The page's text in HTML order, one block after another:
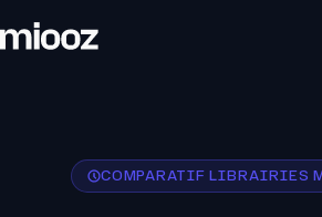
COMPARATIF LIBRAIRIES